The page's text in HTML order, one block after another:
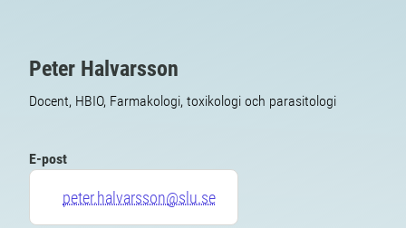
Peter Halvarsson
Docent, HBIO, Farmakologi, toxikologi och parasitologi
E-post
peter.halvarsson@slu.se